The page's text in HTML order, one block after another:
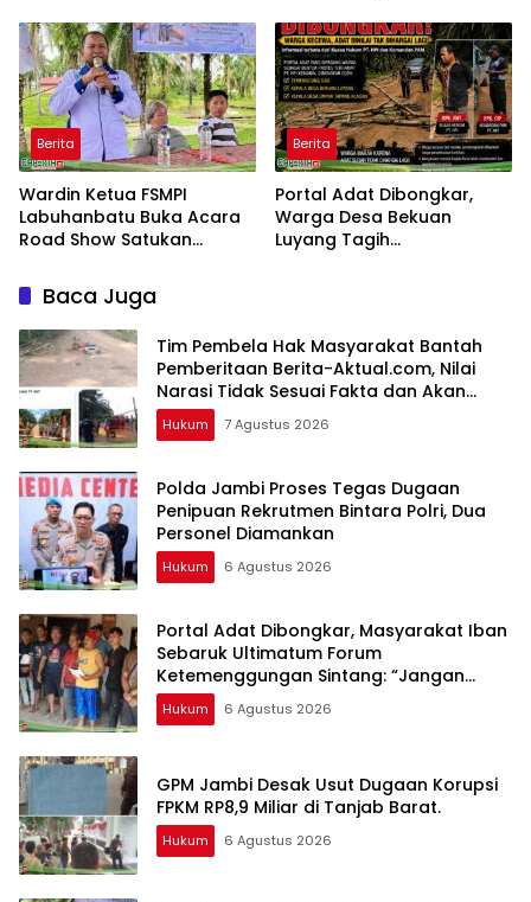
“Jangan Biarkan Hukum
Adat Dilecehkan”
Berita
Wardin Ketua FSMPI
Labuhanbatu Buka Acara
Road Show Satukan
Perkebunan Kawal UU
Ketenagakerjaan Baru
Berita
Portal Adat Dibongkar,
Warga Desa Bekuan
Luyang Tagih
Baca Juga
Tim Pembela Hak Masyarakat Bantah
Pemberitaan Berita-Aktual.com, Nilai
Narasi Tidak Sesuai Fakta dan Akan
Tempuh Jalur Dewan Pers
Hukum 7 Agustus 2026
Polda Jambi Proses Tegas Dugaan
Penipuan Rekrutmen Bintara Polri, Dua
Personel Diamankan
Hukum 6 Agustus 2026
Portal Adat Dibongkar, Masyarakat Iban
Sebaruk Ultimatum Forum
Ketemenggungan Sintang: “Jangan
Biarkan Hukum Adat Dilecehkan”
Hukum 6 Agustus 2026
GPM Jambi Desak Usut Dugaan Korupsi
FPKM RP8,9 Miliar di Tanjab Barat.
Hukum 6 Agustus 2026